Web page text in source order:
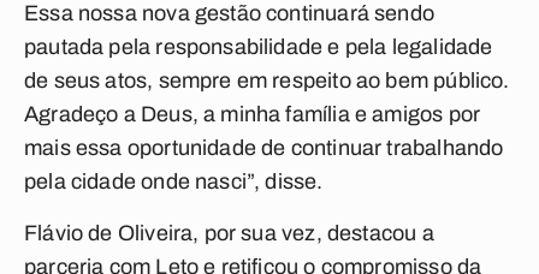
Essa nossa nova gestão continuará sendo
pautada pela responsabilidade e pela legalidade
de seus atos, sempre em respeito ao bem público.
Agradeço a Deus, a minha família e amigos por
mais essa oportunidade de continuar trabalhando
pela cidade onde nasci”, disse.
Flávio de Oliveira, por sua vez, destacou a
parceria com Leto e retificou o compromisso da